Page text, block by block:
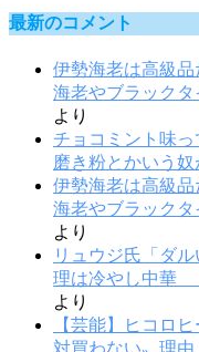
最新のコメント
伊勢海老は高級
海老やブラック
より
チョコミント味
磨き粉とかいう奴
伊勢海老は高級
海老やブラック
より
リュウジ氏「ダ
理は冷やし中華
より
【芸能】ヒコロ